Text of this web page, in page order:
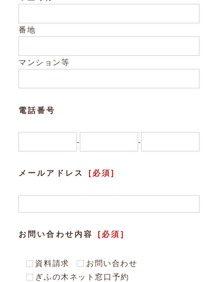
Other
お問い合わせ
番地
マンション等
電話番号
- -
メールアドレス [必須]
お問い合わせ内容 [必須]
資料請求
お問い合わせ
ぎふの木ネット窓口予約